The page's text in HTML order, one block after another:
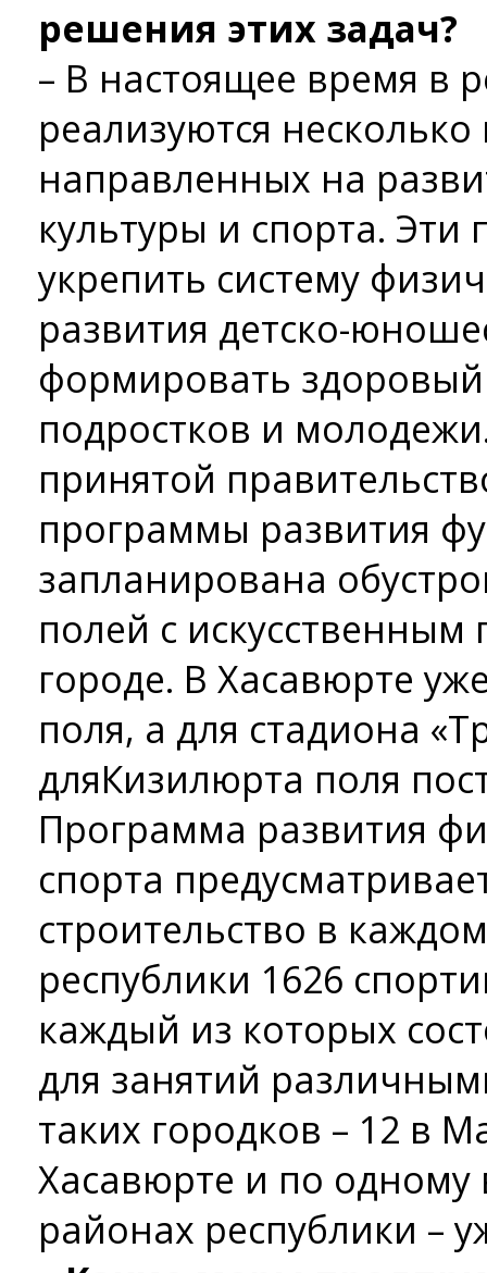
решения этих задач?
– В настоящее время в
реализуются
направленных на
культуры и спорта.
укрепить систему
развития детско-
формировать
подростков и
принятой
программы развития
запланирована
полей с
городе. В Хасавюрте
поля, а для стадиона
дляКизилюрта поля
Программа развития
спорта
строительство в
республики 1626
каждый из которых
для занятий
таких городков – 12 в
Хасавюрте и по одному
районах республики –